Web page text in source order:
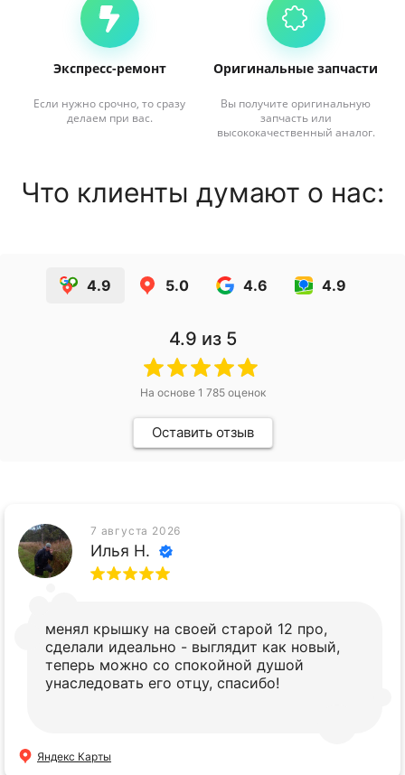
Экспресс-ремонт
Если нужно срочно, то сразу
делаем при вас.
Оригинальные запчасти
Вы получите оригинальную
запчасть или
высококачественный аналог.
Что клиенты думают о нас:
4.9 5.0 4.6 4.9
4.9 из 5
На основе 1 785оценок
Оставить отзыв
7 августа 2026
Илья Н.
менял крышку на своей старой 12 про,
сделали идеально - выглядит как новый,
теперь можно со спокойной душой
унаследовать его отцу, спасибо!
Яндекс Карты